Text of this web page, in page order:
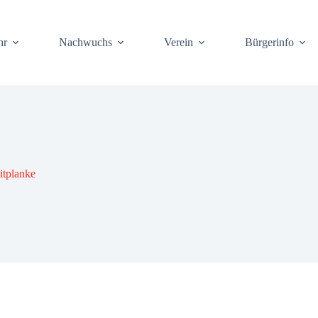
Nach­wuchs Ver­ein Bür­ger­info